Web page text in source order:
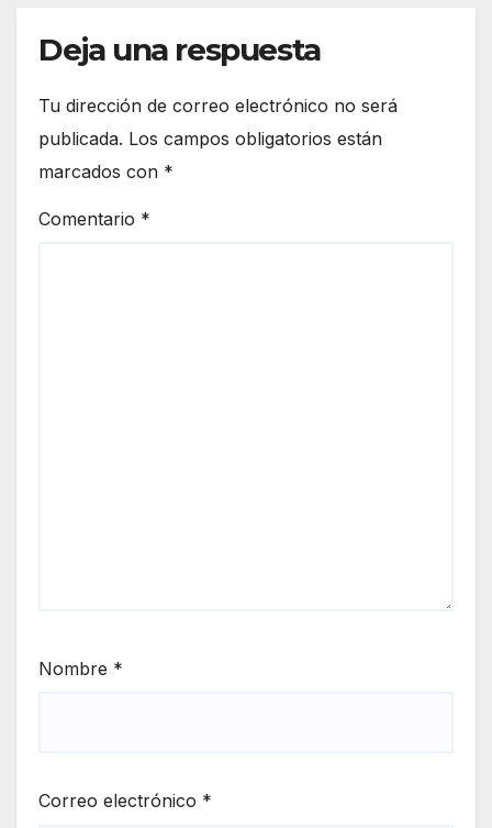
Deja una respuesta
Tu dirección de correo electrónico no será
publicada. Los campos obligatorios están
marcados con *
Comentario *
Nombre *
Correo electrónico *